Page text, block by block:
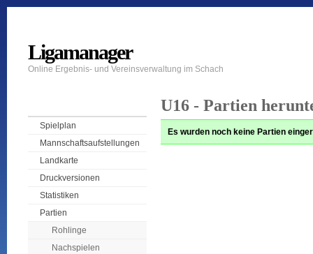
Ligamanager
Online Ergebnis- und Vereinsverwaltung im Schach
Spielplan
Mannschaftsaufstellungen
Landkarte
Druckversionen
Statistiken
Partien
Rohlinge
Nachspielen
U16 - Partien
Es wurden noch keine Partien